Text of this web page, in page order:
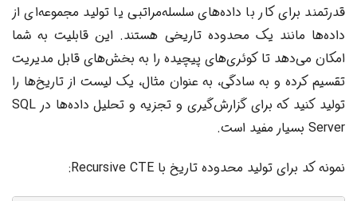
قدرتمند برای کار با داده‌های سلسله‌مراتبی یا تولید مجموعه‌ای از
داده‌ها مانند یک محدوده تاریخی هستند. این قابلیت به شما
امکان می‌دهد تا کوئری‌های پیچیده را به بخش‌های قابل مدیریت
تقسیم کرده و به سادگی، به عنوان مثال، یک لیست از تاریخ‌ها را
تولید کنید که برای گزارش‌گیری و تجزیه و تحلیل داده‌ها در SQL
Server بسیار مفید است.
نمونه کد برای تولید محدوده تاریخ با Recursive CTE: